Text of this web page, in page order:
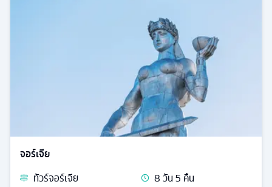
จอร์เจีย
ทัวร์จอร์เจีย 8วัน5 คืน